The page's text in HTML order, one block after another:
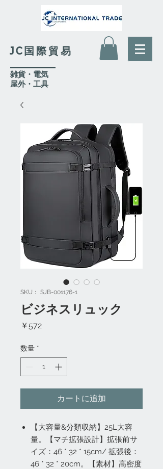
JC国際貿易
​雑貨・電気
​屋外・工具
SKU： SJB-001176-1
ビジネスリュック
￥572価
数量 *
カートに追加
【大容量&分類収納】25L大容
量。【マチ拡張設計】拡張前サ
イズ：46 * 32 * 15cm/ 拡張後：
46 * 32 * 20cm。【素材】高密度